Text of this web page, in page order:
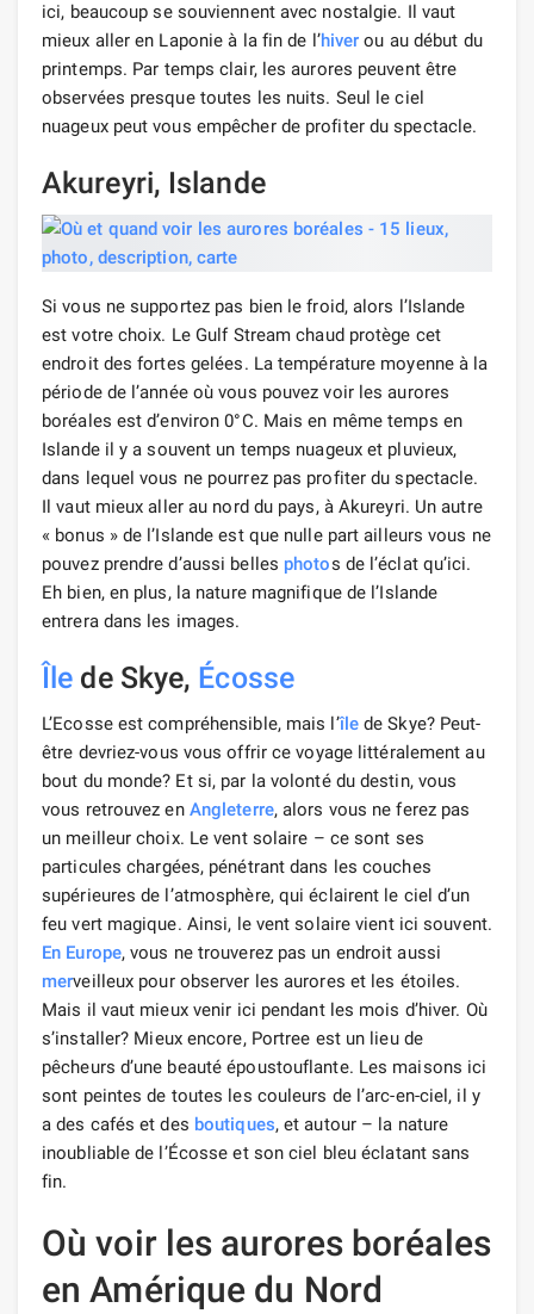
ici, beaucoup se souviennent avec nostalgie. Il vaut
mieux aller en Laponie à la fin de l’hiver ou au début du
printemps. Par temps clair, les aurores peuvent être
observées presque toutes les nuits. Seul le ciel
nuageux peut vous empêcher de profiter du spectacle.
Akureyri, Islande
Si vous ne supportez pas bien le froid, alors l’Islande
est votre choix. Le Gulf Stream chaud protège cet
endroit des fortes gelées. La température moyenne à la
période de l’année où vous pouvez voir les aurores
boréales est d’environ 0°C. Mais en même temps en
Islande il y a souvent un temps nuageux et pluvieux,
dans lequel vous ne pourrez pas profiter du spectacle.
Il vaut mieux aller au nord du pays, à Akureyri. Un autre
« bonus » de l’Islande est que nulle part ailleurs vous ne
pouvez prendre d’aussi belles photos de l’éclat qu’ici.
Eh bien, en plus, la nature magnifique de l’Islande
entrera dans les images.
Île de Skye, Écosse
L’Ecosse est compréhensible, mais l’îlede Skye? Peut-
être devriez-vous vous offrir ce voyage littéralement au
bout du monde? Et si, par la volonté du destin, vous
vous retrouvez en Angleterre, alors vous ne ferez pas
un meilleur choix. Le vent solaire – ce sont ses
particules chargées, pénétrant dans les couches
supérieures de l’atmosphère, qui éclairent le ciel d’un
feu vert magique. Ainsi, le vent solaire vient ici souvent.
En Europe, vous ne trouverez pas un endroit aussi
merveilleux pour observer les aurores et les étoiles.
Mais il vaut mieux venir ici pendant les mois d’hiver. Où
s’installer? Mieux encore, Portree est un lieu de
pêcheurs d’une beauté époustouflante. Les maisons ici
sont peintes de toutes les couleurs de l’arc-en-ciel, il y
a des cafés et des boutiques, et autour – la nature
inoubliable de l’Écosse et son ciel bleu éclatant sans
fin.
Où voir les aurores boréales
en Amérique du Nord